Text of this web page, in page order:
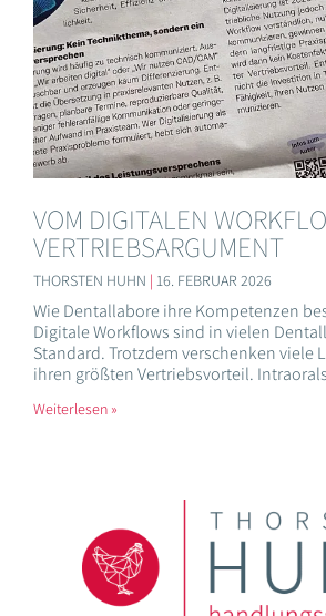
VOM DIGITALEN
VERTRIEBSARGUMENT
THORSTEN HUHN 16. FEBRUAR 2026
Wie Dentallabore ihre Kompetenzen
Digitale Workflows sind in vielen
Standard. Trotzdem verschenken viele
ihren größten Vertriebsvorteil.
Weiterlesen »